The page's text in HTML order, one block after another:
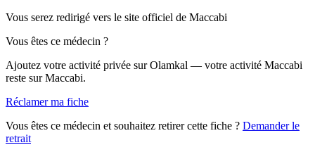
Vous serez redirigé vers le site officiel de Maccabi
Vous êtes ce médecin ?
Ajoutez votre activité privée sur Olamkal — votre activité Maccabi
reste sur Maccabi.
Réclamer ma fiche
Vous êtes ce médecin et souhaitez retirer cette fiche ? Demander le
retrait